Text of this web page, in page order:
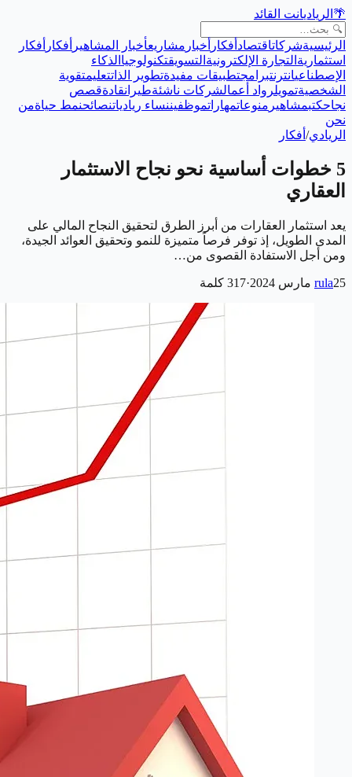
🌴 الرياديانت القائد
الرئيسيةشركاتاقتصاد أفكار أخبار مشاريعأخبار المشاهير أفكار أفكار
استثمارية التجارة الإلكترونية التسويقتكنولوجيا الذكاء
الإصطناعيانترنتبرامجتطبيقات مفيدةتطوير الذاتتعليمتقوية
الشخصيةتمويلرواد أعمالشركات ناشئةطيرانقادةقصص
نجاحكتبمشاهير منوعاتمهاراتموظفيننساء ريادياتنصائحنمط حياةمن
نحن
الريادي/ أفكار
5 خطوات أساسية نحو نجاح الاستثمار
العقاري
يعد استثمار العقارات من أبرز الطرق لتحقيق النجاح المالي على
المدى الطويل، إذ توفر فرصاً متميزة للنمو وتحقيق العوائد الجيدة،
ومن أجل الاستفادة القصوى من…
rula25 مارس 2024 ·
317 كلمة